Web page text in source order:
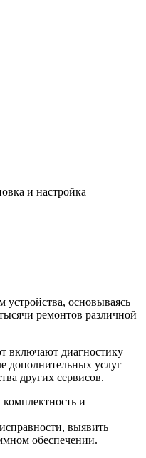
и настройка
основываясь
ремонтов различной
включают диагностику
дополнительных услуг –
других сервисов.
и
выявить
обеспечении.